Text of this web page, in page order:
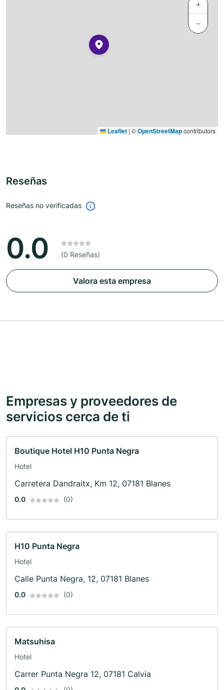
+
−
Leaflet | ©OpenStreetMapcontributors
Reseñas
Reseñas no verificadas
0.0 (0 Reseñas)
Valora esta empresa
Empresas y proveedores de
servicios cerca de ti
Boutique Hotel H10 Punta Negra
Hotel
Carretera Dandraitx, Km 12, 07181 Blanes
0.0 (0)
H10 Punta Negra
Hotel
Calle Punta Negra, 12, 07181 Blanes
0.0 (0)
Matsuhisa
Hotel
Carrer Punta Negra 12, 07181 Calvia